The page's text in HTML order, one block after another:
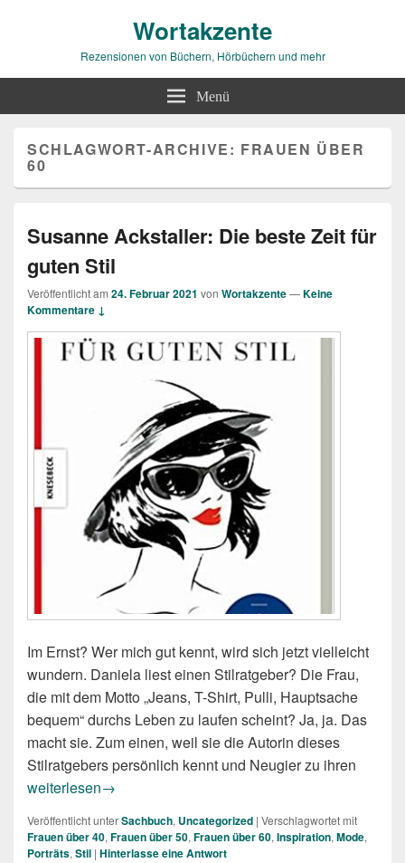
Wortakzente
Rezensionen von Büchern, Hörbüchern und mehr
Menü
SCHLAGWORT-ARCHIVE: FRAUEN ÜBER
60
Susanne Ackstaller: Die beste Zeit für
guten Stil
Veröffentlicht am 24. Februar 2021 von Wortakzente—Keine
Kommentare ↓
Im Ernst? Wer mich gut kennt, wird sich jetzt vielleicht
wundern. Daniela liest einen Stilratgeber? Die Frau,
die mit dem Motto „Jeans, T-Shirt, Pulli, Hauptsache
bequem“ durchs Leben zu laufen scheint? Ja, ja. Das
macht sie. Zum einen, weil sie die Autorin dieses
Stilratgebers persönlich kennt und Neugier zu ihren
Susanne Ackstaller: Die beste Zeit für guten Stil
weiterlesen→
Veröffentlicht unterSachbuch, Uncategorized | Verschlagwortet mit
Frauen über 40, Frauen über 50, Frauen über 60, Inspiration, Mode,
Porträts, Stil | Hinterlasse eine Antwort